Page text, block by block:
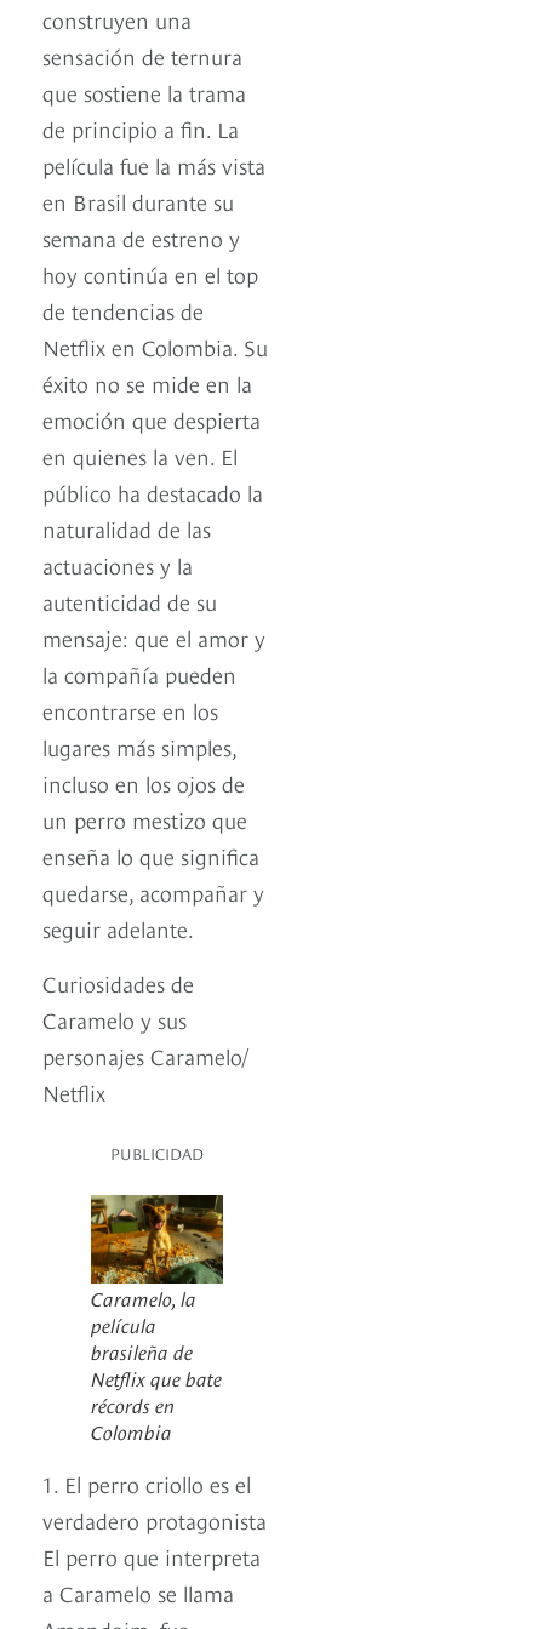
construyen una
sensación de ternura
que sostiene la trama
de principio a fin. La
película fue la más vista
en Brasil durante su
semana de estreno y
hoy continúa en el top
de tendencias de
Netflix en Colombia. Su
éxito no se mide en la
emoción que despierta
en quienes la ven. El
público ha destacado la
naturalidad de las
actuaciones y la
autenticidad de su
mensaje: que el amor y
la compañía pueden
encontrarse en los
lugares más simples,
incluso en los ojos de
un perro mestizo que
enseña lo que significa
quedarse, acompañar y
seguir adelante.
Curiosidades de
Caramelo y sus
personajes Caramelo/
Netflix
PUBLICIDAD
Caramelo, la
película
brasileña de
Netflix que bate
récords en
Colombia
1. El perro criollo es el
verdadero protagonista
El perro que interpreta
a Caramelo se llama